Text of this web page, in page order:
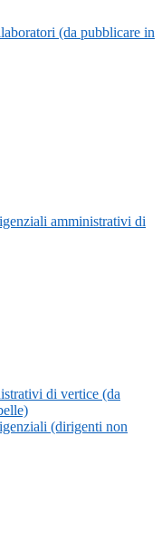
(da pubblicare in
amministrativi di
di vertice (da
(dirigenti non